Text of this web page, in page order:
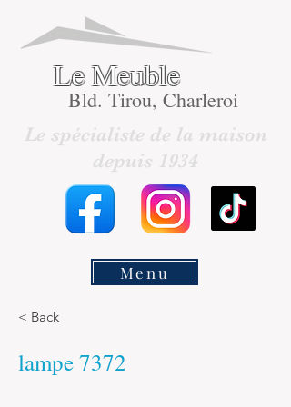
Le Meuble
Bld. Tirou, Charleroi
Le spécialiste de la maison
depuis 1934
Menu
< Back
lampe 7372